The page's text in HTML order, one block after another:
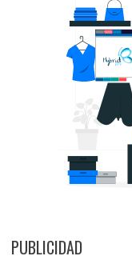
PUBLICIDAD